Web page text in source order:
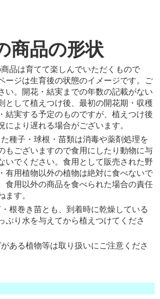
商品の形状
品は育てて楽しんでいただくもので
ージは生育後の状態のイメージです。ご
い。開花・結実までの年数の記載がない
として植えつけ後、最初の開花期・収穫
結実する予定のものですが、植えつけ後
により遅れる場合がございます。
種子・球根・苗類は消毒や薬剤処理を
もございますので食用にしたり動物に与
いでください。食用として販売された野
有用植物以外の植物は絶対に食べないで
食用以外の商品を食べられた場合の責任
す。
根巻き苗とも、到着時に乾燥している
ぷり水を与えてから植えつけてくださ
ある植物等は取り扱いにご注意くださ